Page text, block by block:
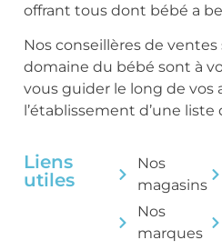
offrant tous dont bébé a
Nos conseillères de ventes
domaine du bébé sont à
vous guider le long de vos
l’établissement d’une liste
Liens
utiles
Nos
magasins
Nos
marques